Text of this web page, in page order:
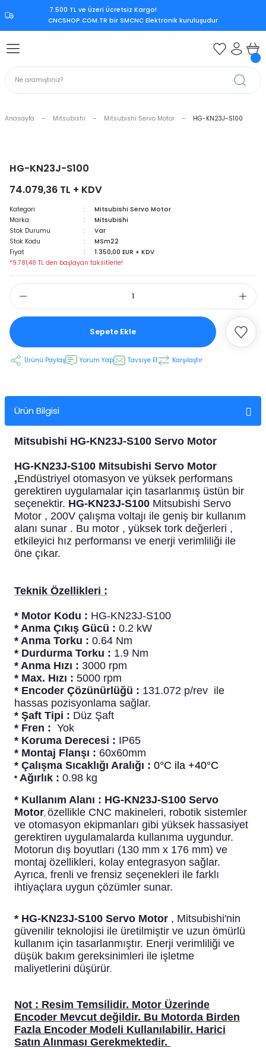
7.500 TL ve Üzeri Ücretsiz Kargo!‎
CNCSHOP.COM.TR ‎bir SMCNC Elektronik kuruluşudur
Geri Dön
Ünitesi
Panelleri
Kablo
Membranı
Geri Dön
Ünitesi
Mitsubishi CNC Kontrol
Mori Seiki CNC Kontrol Ünitesi
Sürücü
Supply
Motor
Yuvası
Kablo
Kablo
Membranı
PLG Encoder
Geri Dön
Geri Dön
Anasayfa Mitsubishi Mitsubishi Servo Motor HG-KN23J-S100
HG-KN23J-S100
74.079,36 TL + KDV
Kategori
Mitsubishi Servo Motor
Marka
Mitsubishi
Stok Durumu
Var
Stok Kodu
MSm22
Fiyat
1.350,00 EUR + KDV
*9.781,48 TL den başlayan taksitlerle!
Sepete Ekle
Ürünü Paylaş Yorum Yap Tavsiye Et Karşılaştır
Ürün Bilgisi
Mitsubishi HG-KN23J-S100 Servo Motor
HG-KN23J-S100 Mitsubishi Servo Motor
,Endüstriyel otomasyon ve yüksek performans
gerektiren uygulamalar için tasarlanmış üstün bir
seçenektir. HG-KN23J-S100 Mitsubishi Servo
Motor , 200V çalışma voltajı ile geniş bir kullanım
alanı sunar . Bu motor , yüksek tork değerleri ,
etkileyici hız performansı ve enerji verimliliği ile
öne çıkar.
Teknik Özellikleri :
* Motor Kodu : HG-KN23J-S100
* Anma Çıkış Gücü : 0.2 kW
* Anma Torku : 0.64 Nm
* Durdurma Torku : 1.9 Nm
* Anma Hızı : 3000 rpm
* Max. Hızı : 5000 rpm
* Encoder Çözünürlüğü : 131.072 p/rev ile
hassas pozisyonlama sağlar.
* Şaft Tipi : Düz Şaft
* Fren : Yok
* Koruma Derecesi : IP65
* Montaj Flanşı : 60x60mm
* Çalışma Sıcaklığı Aralığı : 0°C ila +40°C
* Ağırlık : 0.98 kg
* Kullanım Alanı : HG-KN23J-S100 Servo
Motor,özellikle CNC makineleri, robotik sistemler
ve otomasyon ekipmanları gibi yüksek hassasiyet
gerektiren uygulamalarda kullanıma uygundur.
Motorun dış boyutları (130 mm x 176 mm) ve
montaj özellikleri, kolay entegrasyon sağlar.
Ayrıca, frenli ve frensiz seçenekleri ile farklı
ihtiyaçlara uygun çözümler sunar.
* HG-KN23J-S100 Servo Motor , Mitsubishi'nin
güvenilir teknolojisi ile üretilmiştir ve uzun ömürlü
kullanım için tasarlanmıştır. Enerji verimliliği ve
düşük bakım gereksinimleri ile işletme
maliyetlerini düşürür.
Not : Resim Temsilidir. Motor Üzerinde
Encoder Mevcut değildir. Bu Motorda Birden
Fazla Encoder Modeli Kullanılabilir. Harici
Satın Alınması Gerekmektedir.